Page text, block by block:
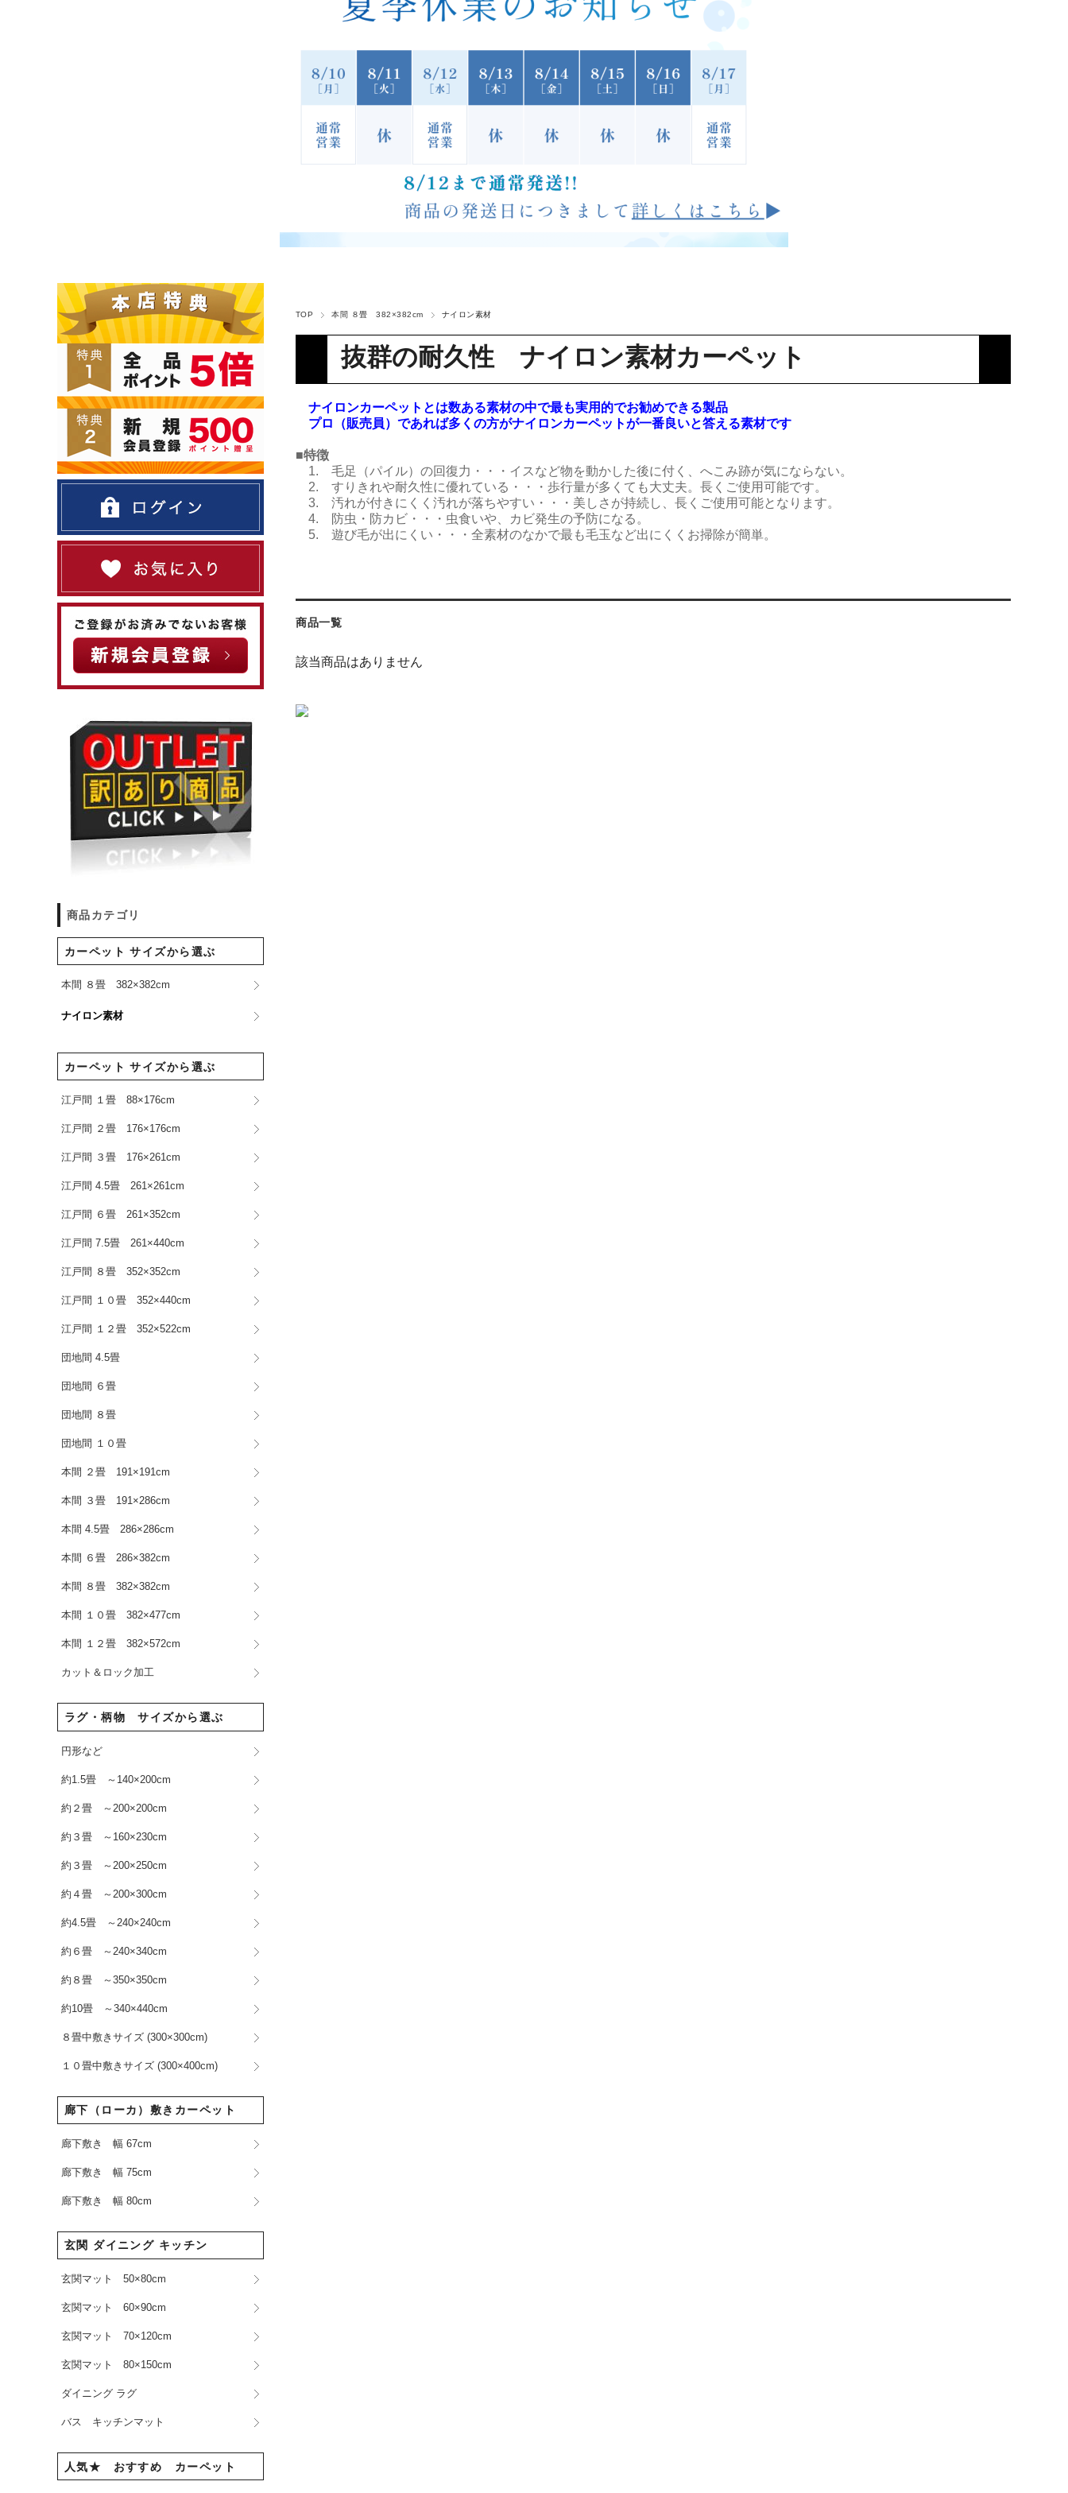
TOP 本間 ８畳 382×382cm ナイロン素材
抜群の耐久性 ナイロン素材カーペット
ナイロンカーペットとは数ある素材の中で最も実用的でお勧めできる製品
プロ（販売員）であれば多くの方がナイロンカーペットが一番良いと答える素材です
■特徴
1. 毛足（パイル）の回復力・・・イスなど物を動かした後に付く、へこみ跡が気にならない。
2. すりきれや耐久性に優れている・・・歩行量が多くても大丈夫。長くご使用可能です。
3. 汚れが付きにくく汚れが落ちやすい・・・美しさが持続し、長くご使用可能となります。
4. 防虫・防カビ・・・虫食いや、カビ発生の予防になる。
5. 遊び毛が出にくい・・・全素材のなかで最も毛玉など出にくくお掃除が簡単。
商品一覧
該当商品はありません
商品カテゴリ
カーペット サイズから選ぶ
本間 ８畳 382×382cm
ナイロン素材
カーペット サイズから選ぶ
江戸間 １畳 88×176cm
江戸間 ２畳 176×176cm
江戸間 ３畳 176×261cm
江戸間 4.5畳 261×261cm
江戸間 ６畳 261×352cm
江戸間 7.5畳 261×440cm
江戸間 ８畳 352×352cm
江戸間 １０畳 352×440cm
江戸間 １２畳 352×522cm
団地間 4.5畳
団地間 ６畳
団地間 ８畳
団地間 １０畳
本間 ２畳 191×191cm
本間 ３畳 191×286cm
本間 4.5畳 286×286cm
本間 ６畳 286×382cm
本間 ８畳 382×382cm
本間 １０畳 382×477cm
本間 １２畳 382×572cm
カット＆ロック加工
ラグ・柄物 サイズから選ぶ
円形など
約1.5畳 ～140×200cm
約２畳 ～200×200cm
約３畳 ～160×230cm
約３畳 ～200×250cm
約４畳 ～200×300cm
約4.5畳 ～240×240cm
約６畳 ～240×340cm
約８畳 ～350×350cm
約10畳 ～340×440cm
８畳中敷きサイズ (300×300cm)
１０畳中敷きサイズ (300×400cm)
廊下（ローカ）敷きカーペット
廊下敷き 幅 67cm
廊下敷き 幅 75cm
廊下敷き 幅 80cm
玄関 ダイニング キッチン
玄関マット 50×80cm
玄関マット 60×90cm
玄関マット 70×120cm
玄関マット 80×150cm
ダイニング ラグ
バス キッチンマット
人気★ おすすめ カーペット